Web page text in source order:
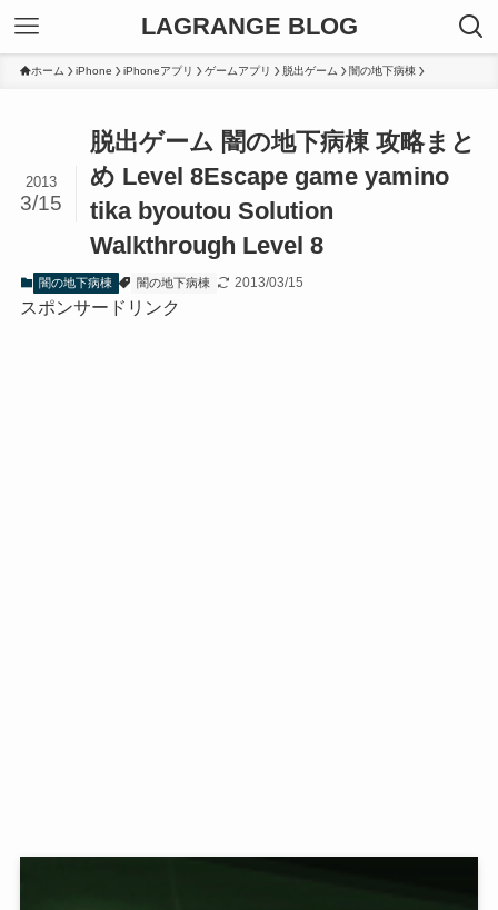
LAGRANGE BLOG
ホーム iPhone iPhoneアプリ ゲームアプリ 脱出ゲーム 闇の地下病棟
脱出ゲーム 闇の地下病棟 攻略まと
め Level 8Escape game yamino
tika byoutou Solution
Walkthrough Level 8
2013
3/15
闇の地下病棟 闇の地下病棟 2013/03/15
スポンサードリンク